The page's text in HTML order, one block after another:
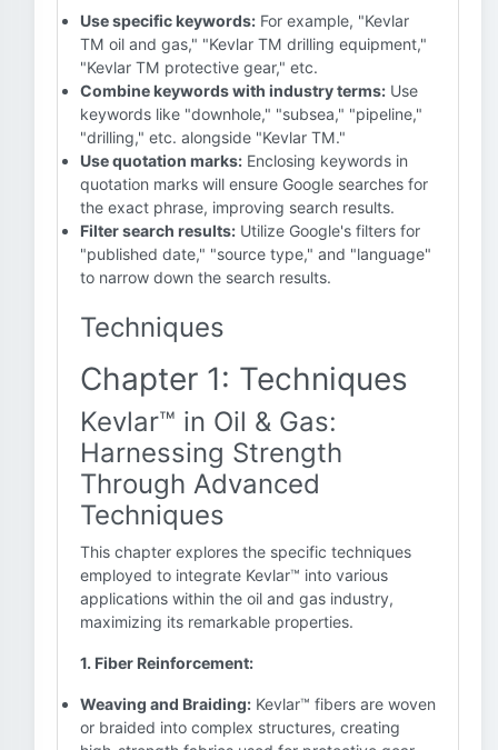
Use specific keywords: For example, "Kevlar
TM oil and gas," "Kevlar TM drilling equipment,"
"Kevlar TM protective gear," etc.
Combine keywords with industry terms: Use
keywords like "downhole," "subsea," "pipeline,"
"drilling," etc. alongside "Kevlar TM."
Use quotation marks: Enclosing keywords in
quotation marks will ensure Google searches for
the exact phrase, improving search results.
Filter search results: Utilize Google's filters for
"published date," "source type," and "language"
to narrow down the search results.
Techniques
Chapter 1: Techniques
Kevlar™ in Oil & Gas:
Harnessing Strength
Through Advanced
Techniques
This chapter explores the specific techniques
employed to integrate Kevlar™ into various
applications within the oil and gas industry,
maximizing its remarkable properties.
1. Fiber Reinforcement:
Weaving and Braiding: Kevlar™ fibers are woven
or braided into complex structures, creating